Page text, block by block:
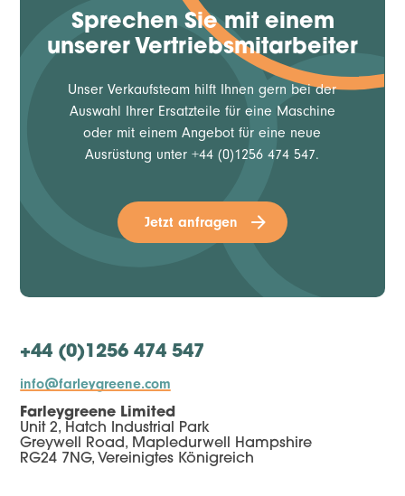
Sprechen Sie mit einem
unserer Vertriebsmitarbeiter
Unser Verkaufsteam hilft Ihnen gern bei der
Auswahl Ihrer Ersatzteile für eine Maschine
oder mit einem Angebot für eine neue
Ausrüstung unter +44 (0)1256 474 547.
Jetzt anfragen
+44 (0)1256 474 547
info@farleygreene.com
Farleygreene Limited
Unit 2, Hatch Industrial Park
Greywell Road, Mapledurwell Hampshire
RG24 7NG, Vereinigtes Königreich